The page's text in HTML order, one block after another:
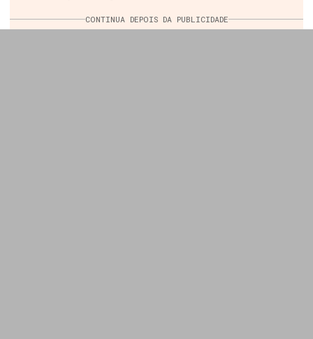
CONTINUA DEPOIS DA PUBLICIDADE